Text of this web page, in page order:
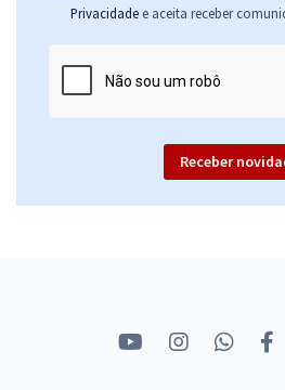
Privacidade e aceita receber
Receber